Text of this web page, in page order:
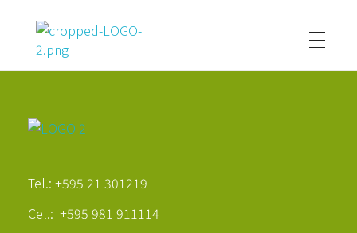
Poder Agropecuario
Tel.: +595 21 301219
Cel.: +595 981 911114